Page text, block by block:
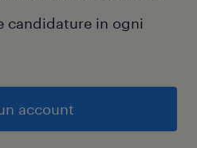
candidature in ogni
account